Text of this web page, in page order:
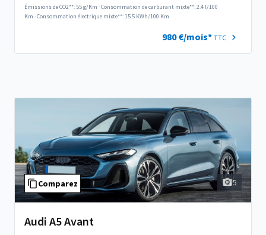
Émissions de CO2**: 55 g/Km ·Consommation de carburant mixte**: 2.4 l/100
Km ·Consommation électrique mixte**: 15.5 KWh/100 Km
980 €/mois* TTC
Comparez 5
Audi A5 Avant